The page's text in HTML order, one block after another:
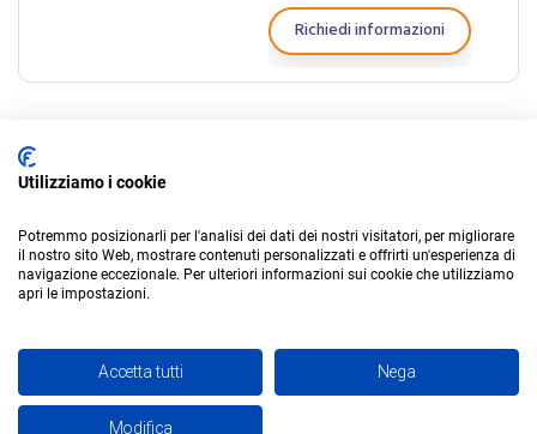
Richiedi informazioni
1
© Penta Engineering S.r.l. socio unico
Lista Elementi
Utilizziamo i cookie
Potremmo posizionarli per l'analisi dei dati dei nostri visitatori, per migliorare
il nostro sito Web, mostrare contenuti personalizzati e offrirti un'esperienza di
navigazione eccezionale. Per ulteriori informazioni sui cookie che utilizziamo
apri le impostazioni.
Accetta tutti Nega
Modifica